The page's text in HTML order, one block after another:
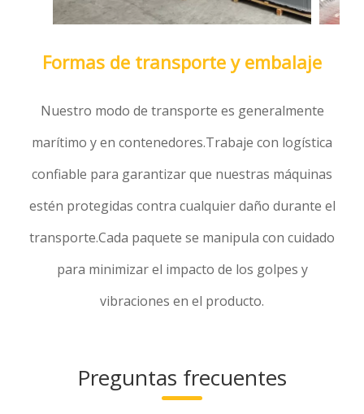
Formas de transporte y embalaje
Nuestro modo de transporte es generalmente
marítimo y en contenedores.Trabaje con logística
confiable para garantizar que nuestras máquinas
estén protegidas contra cualquier daño durante el
transporte.Cada paquete se manipula con cuidado
para minimizar el impacto de los golpes y
vibraciones en el producto.
Preguntas frecuentes